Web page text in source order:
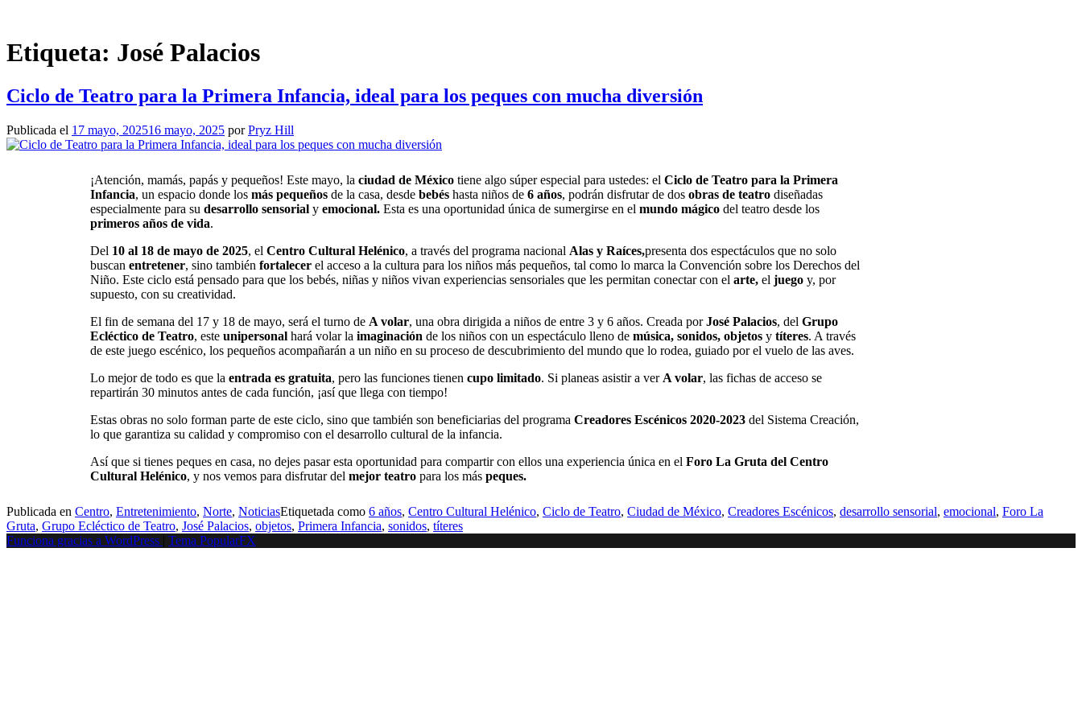
Etiqueta: José Palacios
Ciclo de Teatro para la Primera Infancia, ideal para los peques con mucha diversión
Publicada el 17 mayo, 202516 mayo, 2025 porPryz Hill
¡Atención, mamás, papás y pequeños! Este mayo, la ciudad de México tiene algo súper especial para ustedes: el Ciclo de Teatro para la Primera
Infancia, un espacio donde los más pequeños de la casa, desde bebés hasta niños de 6 años, podrán disfrutar de dos obras de teatro diseñadas
especialmente para su desarrollo sensorial y emocional. Esta es una oportunidad única de sumergirse en el mundo mágico del teatro desde los
primeros años de vida.
Del 10 al 18 de mayo de 2025, el Centro Cultural Helénico, a través del programa nacional Alas y Raíces,presenta dos espectáculos que no solo
buscan entretener, sino también fortalecer el acceso a la cultura para los niños más pequeños, tal como lo marca la Convención sobre los Derechos del
Niño. Este ciclo está pensado para que los bebés, niñas y niños vivan experiencias sensoriales que les permitan conectar con el arte, el juego y, por
supuesto, con su creatividad.
El fin de semana del 17 y 18 de mayo, será el turno de A volar, una obra dirigida a niños de entre 3 y 6 años. Creada porJosé Palacios, del Grupo
Ecléctico de Teatro, este unipersonal hará volar la imaginación de los niños con un espectáculo lleno de música, sonidos, objetos y títeres. A través
de este juego escénico, los pequeños acompañarán a un niño en su proceso de descubrimiento del mundo que lo rodea, guiado por el vuelo de las aves.
Lo mejor de todo es que la entrada es gratuita, pero las funciones tienen cupo limitado. Si planeas asistir a ver A volar, las fichas de acceso se
repartirán 30 minutos antes de cada función, ¡así que llega con tiempo!
Estas obras no solo forman parte de este ciclo, sino que también son beneficiarias del programa Creadores Escénicos 2020-2023 del Sistema Creación,
lo que garantiza su calidad y compromiso con el desarrollo cultural de la infancia.
Así que si tienes peques en casa, no dejes pasar esta oportunidad para compartir con ellos una experiencia única en el Foro La Gruta del Centro
Cultural Helénico, y nos vemos para disfrutar del mejor teatro para los más peques.
Publicada en Centro, Entretenimiento, Norte, NoticiasEtiquetada como 6 años, Centro Cultural Helénico, Ciclo de Teatro, Ciudad de México, Creadores Escénicos, desarrollo sensorial, emocional, Foro La
Gruta, Grupo Ecléctico de Teatro, José Palacios, objetos, Primera Infancia, sonidos, títeres
Funciona gracias a WordPress
Tema PopularFX